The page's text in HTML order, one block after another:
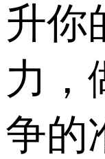
升你
力，
争的